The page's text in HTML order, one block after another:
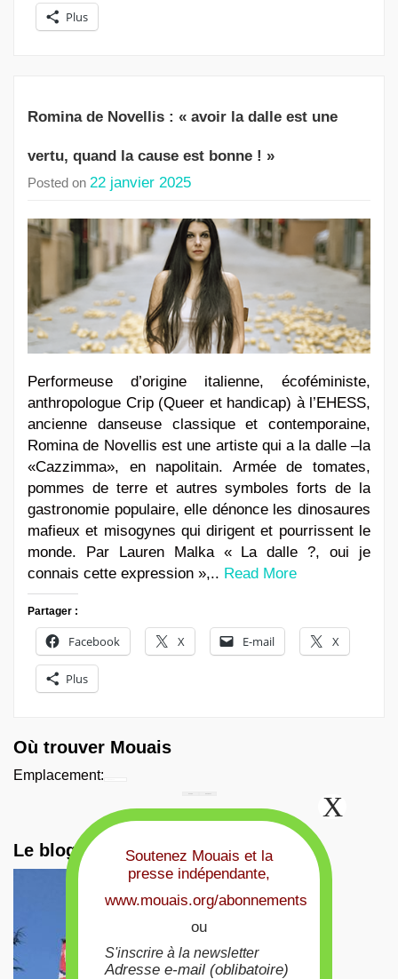
Plus
Romina de Novellis : « avoir la dalle est une
vertu, quand la cause est bonne ! »
Posted on 22 janvier 2025
Performeuse d’origine italienne, écoféministe,
anthropologue Crip (Queer et handicap) à l’EHESS,
ancienne danseuse classique et contemporaine,
Romina de Novellis est une artiste qui a la dalle –la
«Cazzimma», en napolitain. Armée de tomates,
pommes de terre et autres symboles forts de la
gastronomie populaire, elle dénonce les dinosaures
mafieux et misogynes qui dirigent et pourrissent le
monde. Par Lauren Malka « La dalle ?, oui je
connais cette expression »,.. Read More
Partager :
Facebook X E-mail X
Plus
Où trouver Mouais
Emplacement:
Le blog du MouaisSoutenez Mouais et la
presse indépendante,
www.mouais.org/abonnements
ou
S'inscrire à la newsletter
Adresse e-mail (oblibatoire)